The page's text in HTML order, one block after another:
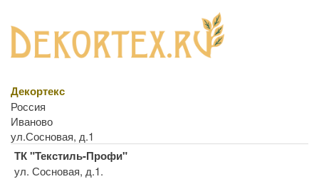
Декортекс
Россия
Иваново
ул.Сосновая, д.1
ТК "Текстиль-Профи"
ул. Сосновая, д.1.